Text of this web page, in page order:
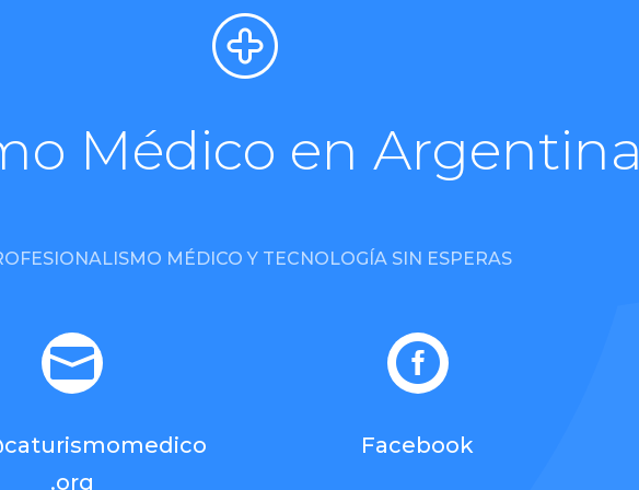
Médico en Argentina
MÉDICO Y TECNOLOGÍA SIN ESPERAS

.org

Facebook